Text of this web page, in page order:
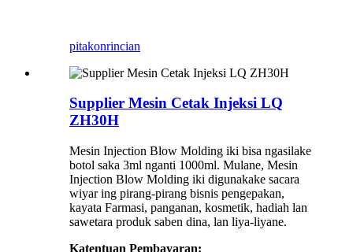
pitakonrincian
Supplier Mesin Cetak Injeksi LQ
ZH30H
Mesin Injection Blow Molding iki bisa ngasilake
botol saka 3ml nganti 1000ml. Mulane, Mesin
Injection Blow Molding iki digunakake sacara
wiyar ing pirang-pirang bisnis pengepakan,
kayata Farmasi, panganan, kosmetik, hadiah lan
sawetara produk saben dina, lan liya-liyane.
Katentuan Pembayaran: